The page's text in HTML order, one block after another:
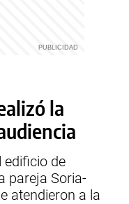
la
edificio de
pareja Soria-
atendieron a la